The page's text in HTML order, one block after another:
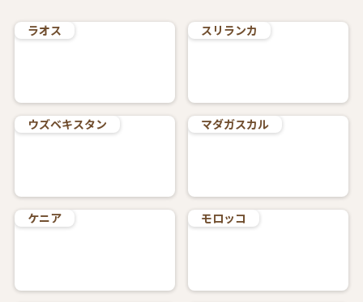
ともありました。薄手のダウンジャケットや、
アウトドアで使われるウェアなど、重ね着でこ
く、特にジョージア料理は野菜やお肉の旨みが
たっぷりで本当に美味しかったので、ワインと
ラオス スリランカ
ウズベキスタン マダガスカル
ケニア モロッコ